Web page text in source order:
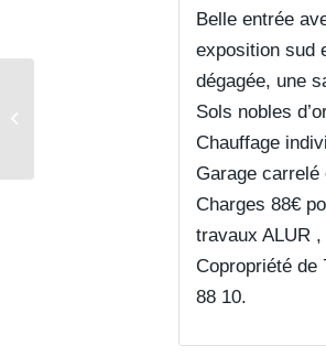
Belle entrée
exposition sud
dégagée, une
Sols nobles
Chauffage
Garage carrelé
Charges 88€
travaux ALUR
Copropriété de
88 10.